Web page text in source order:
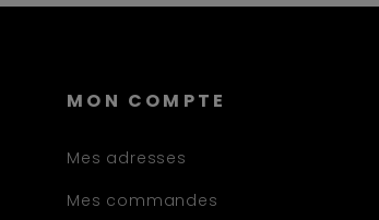
MON COMPTE
Mes adresses
Mes commandes